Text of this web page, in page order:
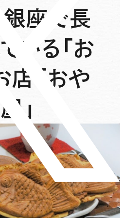
座で長
いる「お
店「おや
」